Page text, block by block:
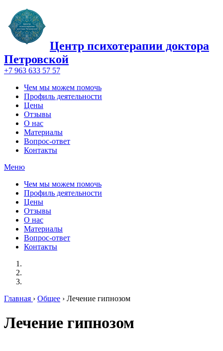
Центр психотерапии доктора
Петровской
+7 963 633 57 57
Чем мы можем помочь
Профиль деятельности
Цены
Отзывы
О нас
Материалы
Вопрос-ответ
Контакты
Меню
Чем мы можем помочь
Профиль деятельности
Цены
Отзывы
О нас
Материалы
Вопрос-ответ
Контакты
Главная › Общее › Лечение гипнозом
Лечение гипнозом